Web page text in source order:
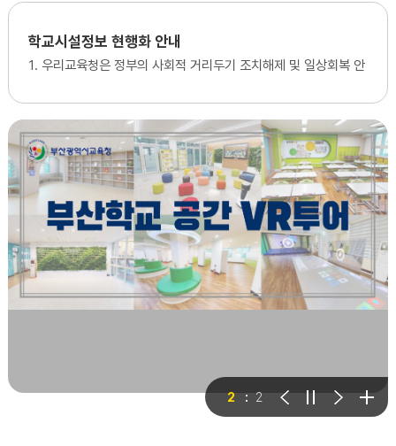
학교시설정보 현행화 안내
1. 우리교육청은 정부의 사회적 거리두기 조치해제 및 일상회복 안
제하였습니다. 2. 각급학교관리자께서는 학교시설정보를 현행화
하여 시스템이용에 불편이 없도록 관리하여 주시기 바랍니다. 붙
임 1. 매뉴얼 1부. 2. 정비방법 1부.
2 2